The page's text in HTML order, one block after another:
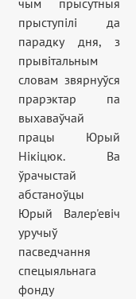
чым прысутныя
прыступілі да
парадку дня, з
прывітальным
словам звярнуўся
прарэктар па
выхаваўчай
працы Юрый
Нікіцюк. Ва
ўрачыстай
абстаноўцы
Юрый Валер'евіч
уручыў
пасведчання
спецыяльнага
фонду